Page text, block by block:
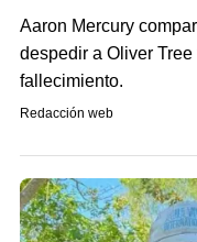
Aaron Mercury
despedir a Oliver
fallecimiento.
Redacción web